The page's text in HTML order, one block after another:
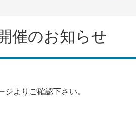
催のお知らせ
よりご確認下さい。